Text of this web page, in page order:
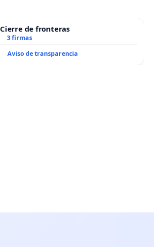
Cierre de fronteras
3 firmas
Aviso de transparencia